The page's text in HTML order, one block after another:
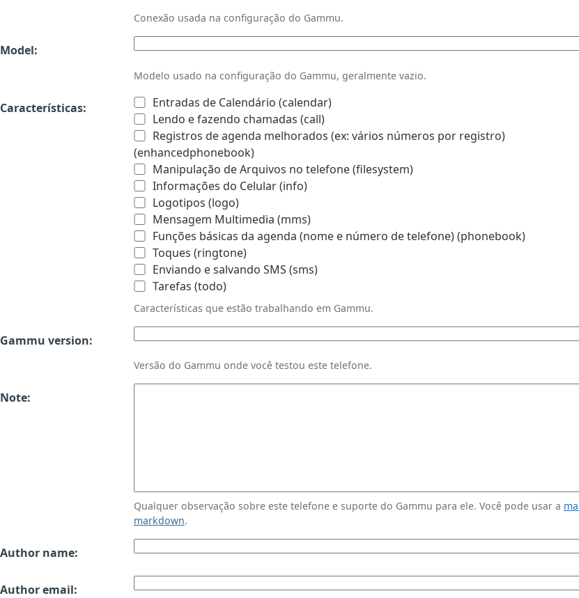
Conexão usada na configuração do Gammu.
Model:
Modelo usado na configuração do Gammu, geralmente vazio.
Características:
Entradas de Calendário (calendar)
Lendo e fazendo chamadas (call)
Registros de agenda melhorados (ex: vários números por registro)
(enhancedphonebook)
Manipulação de Arquivos no telefone (filesystem)
Informações do Celular (info)
Logotipos (logo)
Mensagem Multimedia (mms)
Funções básicas da agenda (nome e número de telefone) (phonebook)
Toques (ringtone)
Enviando e salvando SMS (sms)
Tarefas (todo)
Características que estão trabalhando em Gammu.
Gammu version:
Versão do Gammu onde você testou este telefone.
Note:
Qualquer observação sobre este telefone e suporte do Gammu para ele. Você pode usar a
markdown.
Author name:
Author email: